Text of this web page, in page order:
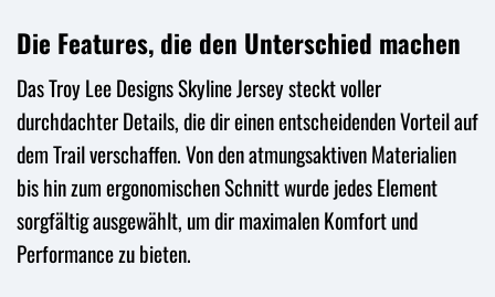
Die Features, die den Unterschied machen
Das Troy Lee Designs Skyline Jersey steckt voller
durchdachter Details, die dir einen entscheidenden Vorteil auf
dem Trail verschaffen. Von den atmungsaktiven Materialien
bis hin zum ergonomischen Schnitt wurde jedes Element
sorgfältig ausgewählt, um dir maximalen Komfort und
Performance zu bieten.